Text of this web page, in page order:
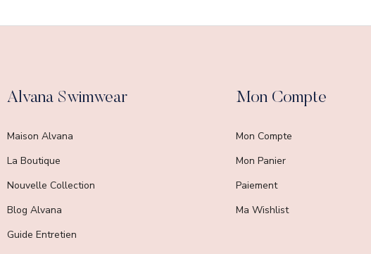
Alvana Swimwear
Maison Alvana
La Boutique
Nouvelle Collection
Blog Alvana
Guide Entretien
Mon Compte
Mon Compte
Mon Panier
Paiement
Ma Wishlist